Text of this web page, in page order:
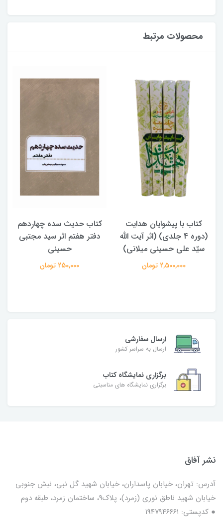
محصولات مرتبط
الله
کتاب حدیث سده چهاردهم
دفتر هفتم اثر سید مجتبی
حسینی
250,000 تومان
کتاب آفاق الولایه فی فقه
الامامه (2 جلدی)
950,000 تومان
ارسال سفارشی
ارسال به سراسر کشور
برگزاری نمایشگاه کتاب
برگزاری نمایشگاه های مناسبتی
نشر آفاق
آدرس: تهران، خیابان پاسداران، خیابان شهید گل نبی، نبش جنوبی
خیابان شهید ناطق نوری (زمرد)، پلاک9، ساختمان زمرد، طبقه دوم
● کدپستی: ۱۹۴۷۹۴۶۶۶۱